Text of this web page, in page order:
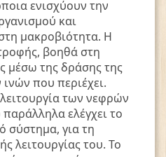
ενισχύουν την
και
μακροβιότητα. H
βοηθά στη
μέσω της δράσης της
ινών που περιέχει.
των νεφρών
ελέγχει το
σύστημα, για τη
λειτουργίας του. Το